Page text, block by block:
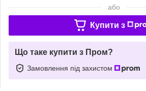
або
Купити з
Що таке купити з Пром?
Замовлення під захистом